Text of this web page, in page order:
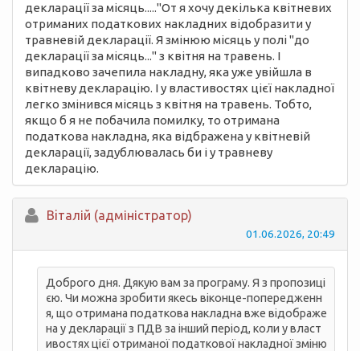
декларації за місяць....."От я хочу декілька квітневих
отриманих податкових накладних відобразити у
травневій декларації. Я змінюю місяць у полі "до
декларації за місяць..." з квітня на травень. І
випадково зачепила накладну, яка уже увійшла в
квітневу декларацію. І у властивостях цієї накладної
легко змінився місяць з квітня на травень. Тобто,
якщо б я не побачила помилку, то отримана
податкова накладна, яка відбражена у квітневій
декларації, задублювалась би і у травневу
декларацію.
Вiталій (адміністратор)
01.06.2026, 20:49
Доброго дня. Дякую вам за програму. Я з пропозиці
єю. Чи можна зробити якесь віконце-попередженн
я, що отримана податкова накладна вже відображе
на у декларації з ПДВ за інший період, коли у власт
ивостях цієї отриманої податкової накладної зміню